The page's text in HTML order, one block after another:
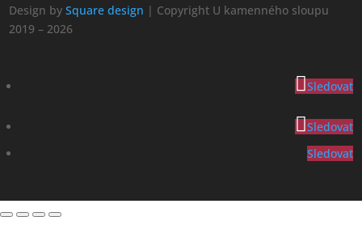
Design bySquare design | Copyright U kamenného sloupu
2019 – 2026
Sledovat
Sledovat
Sledovat